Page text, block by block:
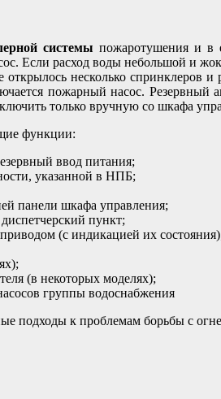
системы пожаротушения и в
Если расход воды небольшой и
несколько
пожарный насос.
только вручную со шкафа
функции:
ввод питания;
указанной в НПБ;
панели шкафа управления;
пункт;
(с индикацией их
(в некоторых моделях);
группы водоснабжения
подходы к проблемам борьбы с